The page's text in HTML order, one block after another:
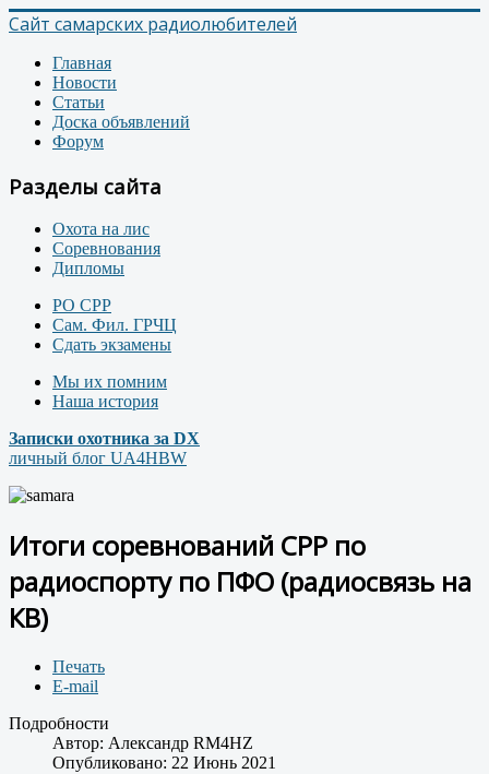
Сайт самарских радиолюбителей
Главная
Новости
Статьи
Доска объявлений
Форум
Разделы сайта
Охота на лис
Соревнования
Дипломы
РО СРР
Сам. Фил. ГРЧЦ
Сдать экзамены
Мы их помним
Наша история
Записки охотника за DX
личный блог UA4HBW
Итоги соревнований СРР по
радиоспорту по ПФО (радиосвязь на
КВ)
Печать
E-mail
Подробности
Автор: Александр RM4HZ
Опубликовано: 22 Июнь 2021